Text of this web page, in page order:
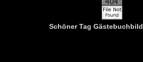
Schöner Tag Gästebuchbild